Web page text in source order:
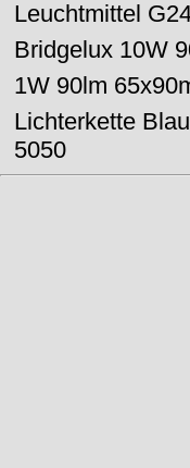
Leuchtmittel
Bridgelux 10W
1W 90lm
Lichterkette
5050